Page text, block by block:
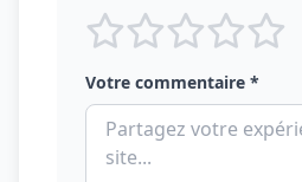
Votre commentaire *